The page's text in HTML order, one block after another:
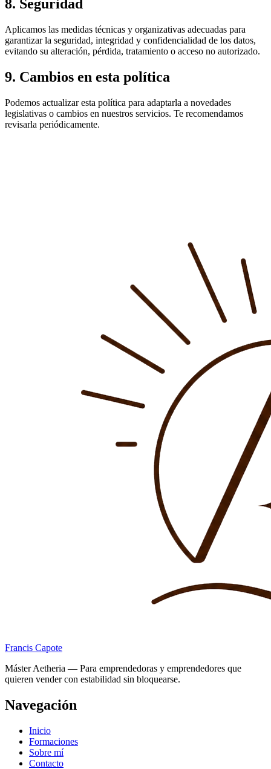
8. Seguridad
Aplicamos las medidas técnicas y organizativas adecuadas para
garantizar la seguridad, integridad y confidencialidad de los datos,
evitando su alteración, pérdida, tratamiento o acceso no autorizado.
9. Cambios en esta política
Podemos actualizar esta política para adaptarla a novedades
legislativas o cambios en nuestros servicios. Te recomendamos
revisarla periódicamente.
Francis Capote
Máster Aetheria — Para emprendedoras y emprendedores que
quieren vender con estabilidad sin bloquearse.
Navegación
Inicio
Formaciones
Sobre mí
Contacto